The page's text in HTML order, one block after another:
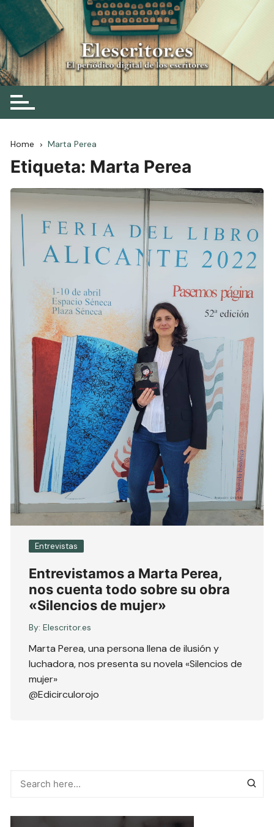
Skip
to
content
Elescritor.es
El periódico digital de los escritores
Home Marta Perea
Etiqueta: Marta Perea
Entrevistas
Entrevistamos a Marta Perea,
nos cuenta todo sobre su obra
«Silencios de mujer»
By: Elescritor.es
Marta Perea, una persona llena de ilusión y
luchadora, nos presenta su novela «Silencios de
mujer»
@Edicirculorojo